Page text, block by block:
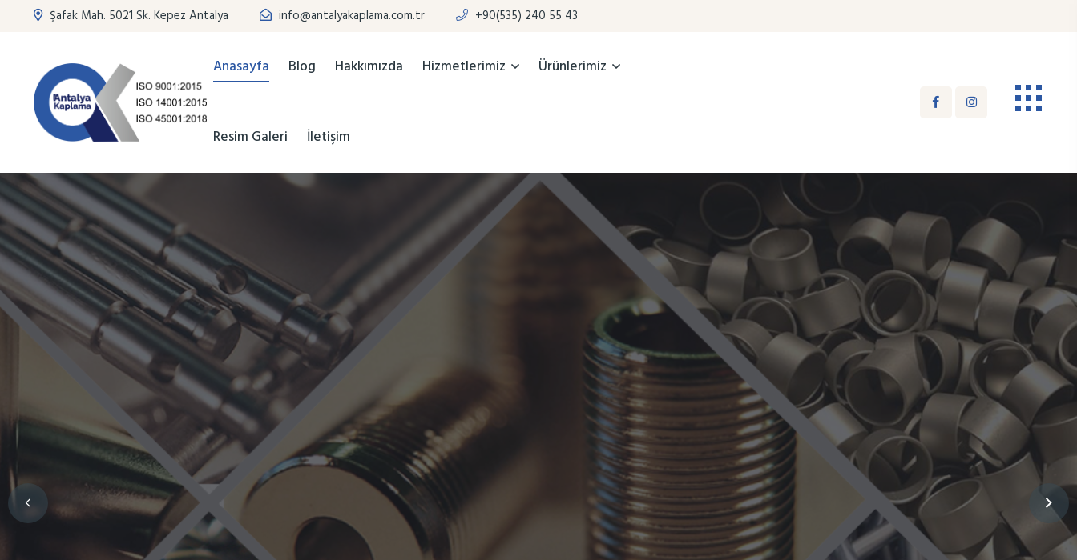
Şafak Mah. 5021 Sk. Kepez Antalya info@antalyakaplama.com.tr +90(535) 240 55 43
Anasayfa Blog Hakkımızda Hizmetlerimiz Ürünlerimiz
Resim Galeri İletişim